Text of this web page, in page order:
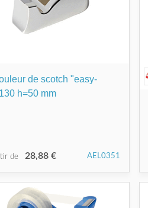
de scotch "easy-
h=50 mm
de 28,88 € AEL0351